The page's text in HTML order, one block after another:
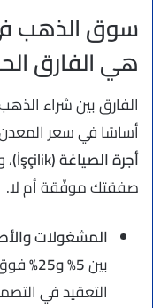
سوق الذهب في
هي الفارق
الفارق بين شراء
أساسًا في سعر
أجرة الصياغة (İşçilik)
صفقتك موفّقة أم لا.
المشغولات
بين5% و25%
التعقيد في